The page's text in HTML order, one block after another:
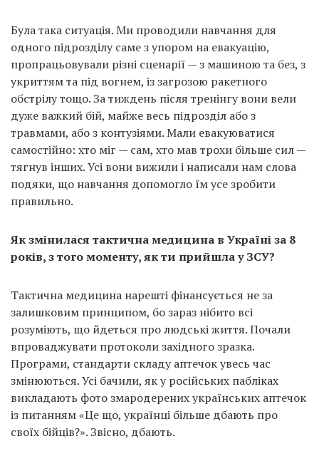
Була така ситуація. Ми проводили навчання для
одного підрозділу саме з упором на евакуацію,
пропрацьовували різні сценарії — з машиною та без, з
укриттям та під вогнем, із загрозою ракетного
обстрілу тощо. За тиждень після тренінгу вони вели
дуже важкий бій, майже весь підрозділ або з
травмами, або з контузіями. Мали евакуюватися
самостійно: хто міг — сам, хто мав трохи більше сил —
тягнув інших. Усі вони вижили і написали нам слова
подяки, що навчання допомогло їм усе зробити
правильно.
Як змінилася тактична медицина в Україні за 8
років, з того моменту, як ти прийшла у ЗСУ?
Тактична медицина нарешті фінансується не за
залишковим принципом, бо зараз нібито всі
розуміють, що йдеться про людські життя. Почали
впроваджувати протоколи західного зразка.
Програми, стандарти складу аптечок увесь час
змінюються. Усі бачили, як у російських пабліках
викладають фото змародерених українських аптечок
із питанням «Це що, українці більше дбають про
своїх бійців?». Звісно, дбають.